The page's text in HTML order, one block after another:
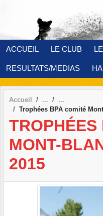
ACCUEIL LE CLUB
RESULTATS/MEDIAS
Accueil
Trophées BPA comité
TROPHÉES
MONT-
2015